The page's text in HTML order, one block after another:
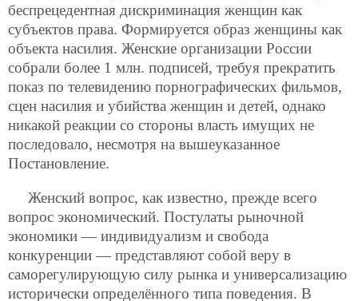
беспрецедентная дискриминация женщин как
субъектов права. Формируется образ женщины как
объекта насилия. Женские организации России
собрали более 1 млн. подписей, требуя прекратить
показ по телевидению порнографических фильмов,
сцен насилия и убийства женщин и детей, однако
никакой реакции со стороны власть имущих не
последовало, несмотря на вышеуказанное
Постановление.
Женский вопрос, как известно, прежде всего
вопрос экономический. Постулаты рыночной
экономики — индивидуализм и свобода
конкуренции — представляют собой веру в
саморегулирующую силу рынка и универсализацию
исторически определённого типа поведения. В